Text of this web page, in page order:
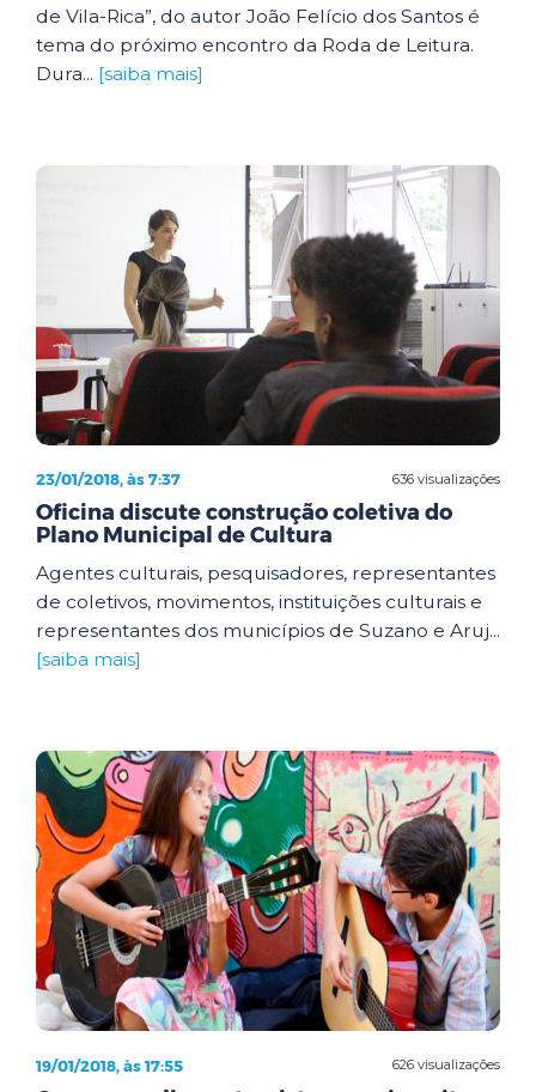
de Vila-Rica”, do autor João Felício dos Santos é
tema do próximo encontro da Roda de Leitura.
Dura... [saiba mais]
636 visualizações
23/01/2018, às 7:37
Oficina discute construção coletiva do
Plano Municipal de Cultura
Agentes culturais, pesquisadores, representantes
de coletivos, movimentos, instituições culturais e
representantes dos municípios de Suzano e Aruj...
[saiba mais]
626 visualizações
19/01/2018, às 17:55